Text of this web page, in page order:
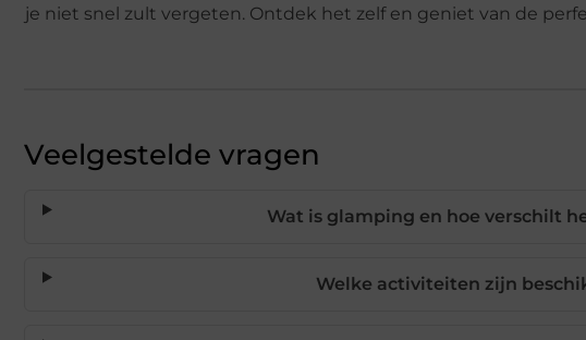
je niet snel zult vergeten. Ontdek het zelf en geniet van de
Veelgestelde vragen
Wat is glamping en hoe verschilt
Welke activiteiten zijn